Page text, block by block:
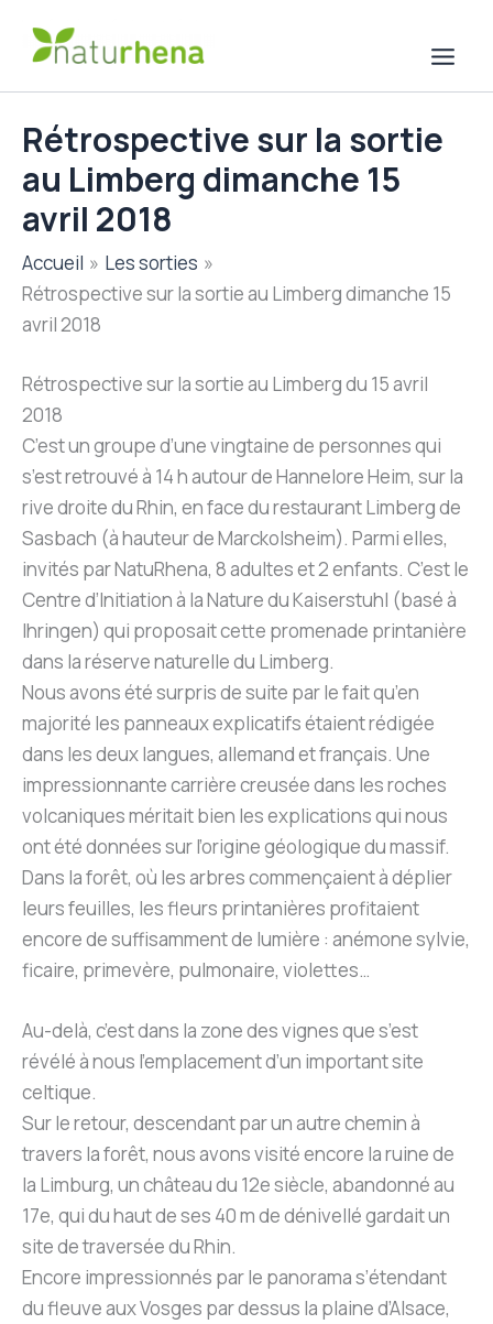
Rétrospective sur la sortie
au Limberg dimanche 15
avril 2018
Accueil
Les sorties
Rétrospective sur la sortie au Limberg dimanche 15
avril 2018
Rétrospective sur la sortie au Limberg du 15 avril
2018
C’est un groupe d’une vingtaine de personnes qui
s’est retrouvé à 14 h autour de Hannelore Heim, sur la
rive droite du Rhin, en face du restaurant Limberg de
Sasbach (à hauteur de Marckolsheim). Parmi elles,
invités par NatuRhena, 8 adultes et 2 enfants. C’est le
Centre d’Initiation à la Nature du Kaiserstuhl (basé à
Ihringen) qui proposait cette promenade printanière
dans la réserve naturelle du Limberg.
Nous avons été surpris de suite par le fait qu’en
majorité les panneaux explicatifs étaient rédigée
dans les deux langues, allemand et français. Une
impressionnante carrière creusée dans les roches
volcaniques méritait bien les explications qui nous
ont été données sur l’origine géologique du massif.
Dans la forêt, où les arbres commençaient à déplier
leurs feuilles, les fleurs printanières profitaient
encore de suffisamment de lumière : anémone sylvie,
ficaire, primevère, pulmonaire, violettes…
Au-delà, c’est dans la zone des vignes que s’est
révélé à nous l’emplacement d’un important site
celtique.
Sur le retour, descendant par un autre chemin à
travers la forêt, nous avons visité encore la ruine de
la Limburg, un château du 12e siècle, abandonné au
17e, qui du haut de ses 40 m de dénivellé gardait un
site de traversée du Rhin.
Encore impressionnés par le panorama s’étendant
du fleuve aux Vosges par dessus la plaine d’Alsace,